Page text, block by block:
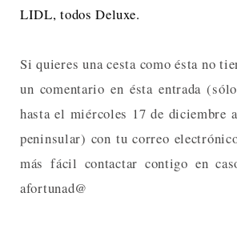
LIDL, todos Deluxe.
Si quieres una cesta como ésta no
un comentario en ésta entrada
hasta el miércoles 17 de diciembre
peninsular) con tu correo
más fácil contactar contigo en
afortunad@